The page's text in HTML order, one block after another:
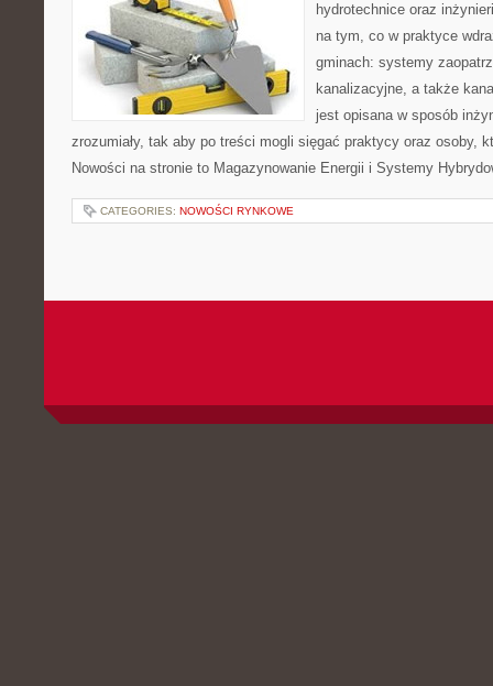
hydrotechnice oraz
na tym, co w praktyce
gminach: systemy
kanalizacyjne, a także
jest opisana w sposób
zrozumiały, tak aby po treści mogli sięgać praktycy oraz osoby,
Nowości na stronie to Magazynowanie Energii i Systemy
CATEGORIES: NOWOŚCI RYNKOWE